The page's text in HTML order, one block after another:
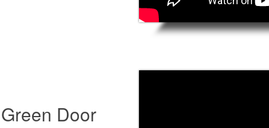
Door